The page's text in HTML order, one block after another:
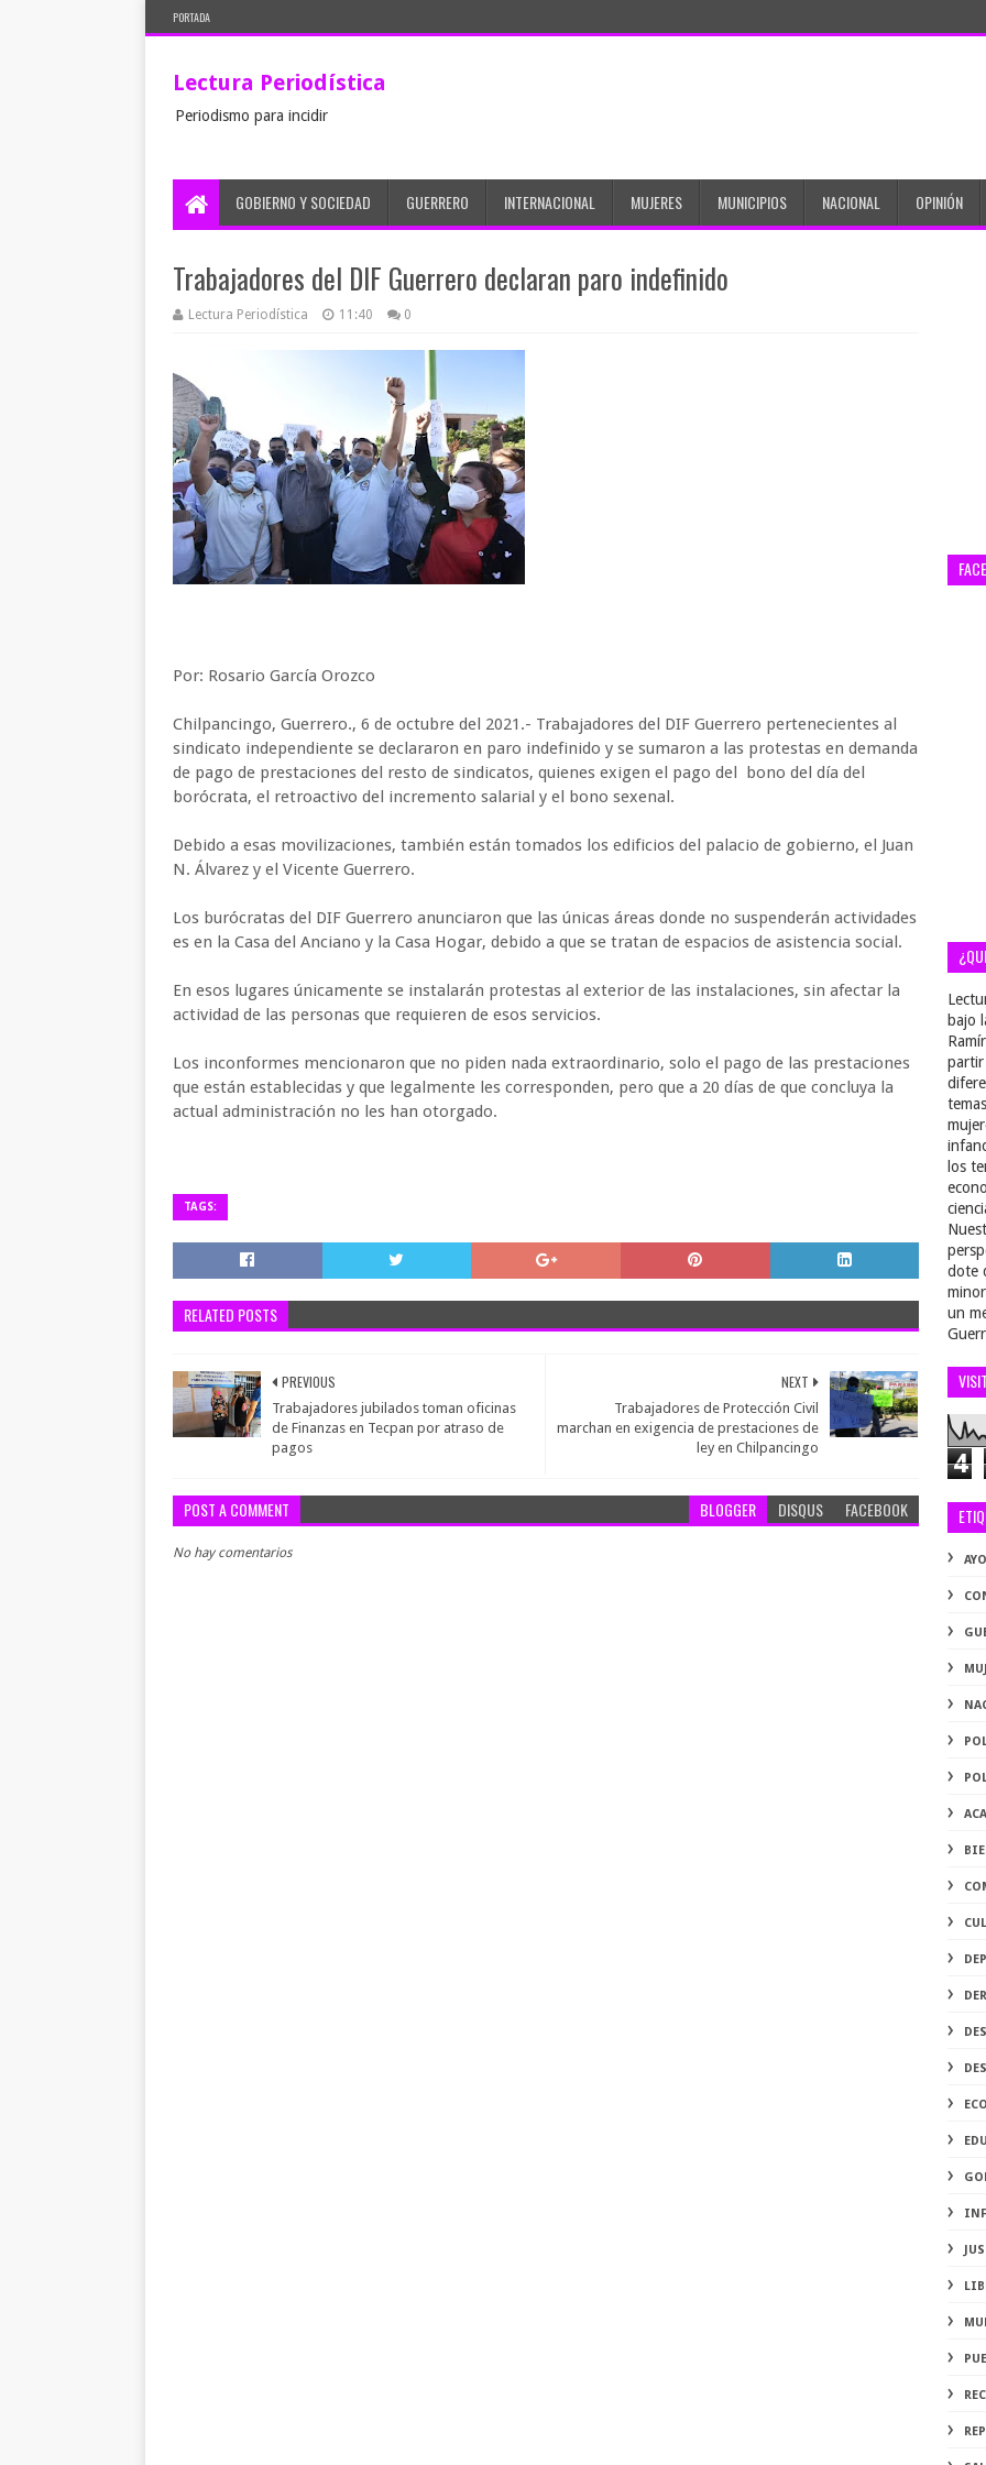
PORTADA
Lectura Periodística
Periodismo para incidir
GOBIERNO Y SOCIEDAD GUERRERO INTERNACIONAL MUJERES MUNICIPIOS NACIONAL OPINIÓN
Trabajadores del DIF Guerrero declaran paro indefinido
Lectura Periodística 11:40 0
Por: Rosario García Orozco
Chilpancingo, Guerrero., 6 de octubre del 2021.- Trabajadores del DIF Guerrero pertenecientes al
sindicato independiente se declararon en paro indefinido y se sumaron a las protestas en demanda
de pago de prestaciones del resto de sindicatos, quienes exigen el pago del bono del día del
borócrata, el retroactivo del incremento salarial y el bono sexenal.
Debido a esas movilizaciones, también están tomados los edificios del palacio de gobierno, el Juan
N. Álvarez y el Vicente Guerrero.
Los burócratas del DIF Guerrero anunciaron que las únicas áreas donde no suspenderán actividades
es en la Casa del Anciano y la Casa Hogar, debido a que se tratan de espacios de asistencia social.
En esos lugares únicamente se instalarán protestas al exterior de las instalaciones, sin afectar la
actividad de las personas que requieren de esos servicios.
Los inconformes mencionaron que no piden nada extraordinario, solo el pago de las prestaciones
que están establecidas y que legalmente les corresponden, pero que a 20 días de que concluya la
actual administración no les han otorgado.
TAGS:
RELATED POSTS
NEXT
Trabajadores de Protección Civil
marchan en exigencia de prestaciones de
ley en Chilpancingo
PREVIOUS
Trabajadores jubilados toman oficinas
de Finanzas en Tecpan por atraso de
pagos
POST A COMMENT BLOGGER DISQUS FACEBOOK
No hay comentarios
bajo
partir
los
dote
un
4